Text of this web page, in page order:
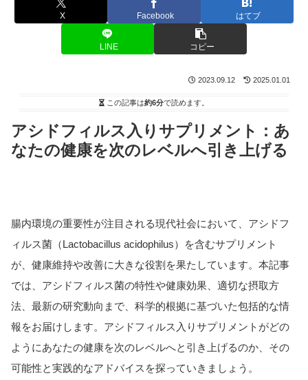
X Facebook はてブ
LINE コピー
2023.09.12 2025.01.01
この記事は約6分で読めます。
アシドフィルス入りサプリメント：あ
なたの健康を次のレベルへ引き上げる
腸内環境の重要性が注目される現代社会において、アシドフ
ィルス菌（Lactobacillus acidophilus）を含むサプリメント
が、健康維持や改善に大きな役割を果たしています。本記事
では、アシドフィルス菌の特性や健康効果、適切な摂取方
法、最新の研究動向まで、科学的根拠に基づいた包括的な情
報をお届けします。アシドフィルス入りサプリメントがどの
ようにあなたの健康を次のレベルへと引き上げるのか、その
可能性と実践的なアドバイスを探っていきましょう。